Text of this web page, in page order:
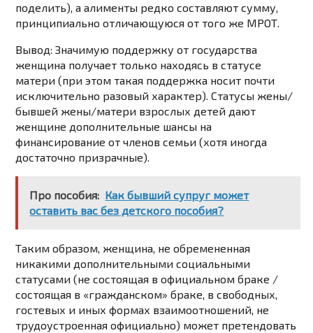
поделить), а алименты редко составляют сумму,
принципиально отличающуюся от того же МРОТ.
Вывод:Значимую поддержку от государства
женщина получает только находясь в статусе
матери (при этом такая поддержка носит почти
исключительно разовый характер). Статусы жены/
бывшей жены/матери взрослых детей дают
женщине дополнительные шансы на
финансирование от членов семьи (хотя иногда
достаточно призрачные).
Про пособия: Как бывший супруг может
оставить вас без детского пособия?
Таким образом, женщина, не обремененная
никакими дополнительными социальными
статусами (не состоящая в официальном браке /
состоящая в «гражданском» браке, в свободных,
гостевых и иных формах взаимоотношений, не
трудоустроенная официально) может претендовать